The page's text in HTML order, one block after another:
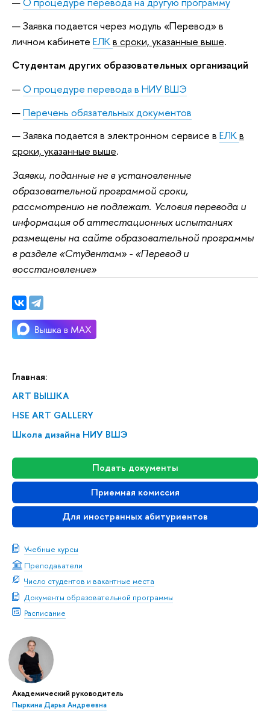
Главная:
ART ВЫШКА
HSE ART GALLERY
Школа дизайна НИУ ВШЭ
Подать документы
Приемная комиссия
Для иностранных абитуриентов
Учебные курсы
Преподаватели
Число студентов и вакантные места
Документы образовательной программы
Расписание
Академический руководитель
Пыркина Дарья Андреевна
Заявка подается через модуль «Перевод» в
личном кабинете ЕЛКв сроки, указанные выше.
Студентам других образовательных организаций
О процедуре перевода в НИУ ВШЭ
Перечень обязательных документов
Заявка подается в электронном сервисе в ЕЛКв
сроки, указанные выше.
Заявки, поданные не в установленные
образовательной программой сроки,
рассмотрению не подлежат. Условия перевода и
информация об аттестационных испытаниях
размещены на сайте образовательной программы
в разделе «Студентам» - «Перевод и
восстановление»